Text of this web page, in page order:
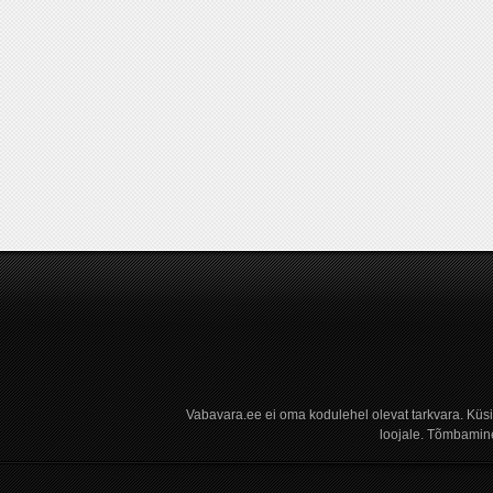
Vabavara.ee ei oma kodulehel olevat tarkvara.
loojale.